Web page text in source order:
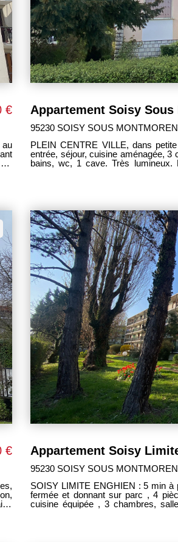
€
95230 SOISY SOUS
PLEIN CENTRE VILLE, dans
entrée, séjour, cuisine aménagée, 3
bains, wc, 1 cave. Très lumineux.
€
95230 SOISY SOUS
SOISY LIMITE ENGHIEN : 5 min
fermée et donnant sur parc , 4
cuisine équipée , 3 chambres,